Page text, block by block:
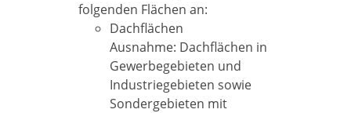
folgenden Flächen an:
Dachflächen
Ausnahme: Dachflächen in
Gewerbegebieten und
Industriegebieten sowie
Sondergebieten mit